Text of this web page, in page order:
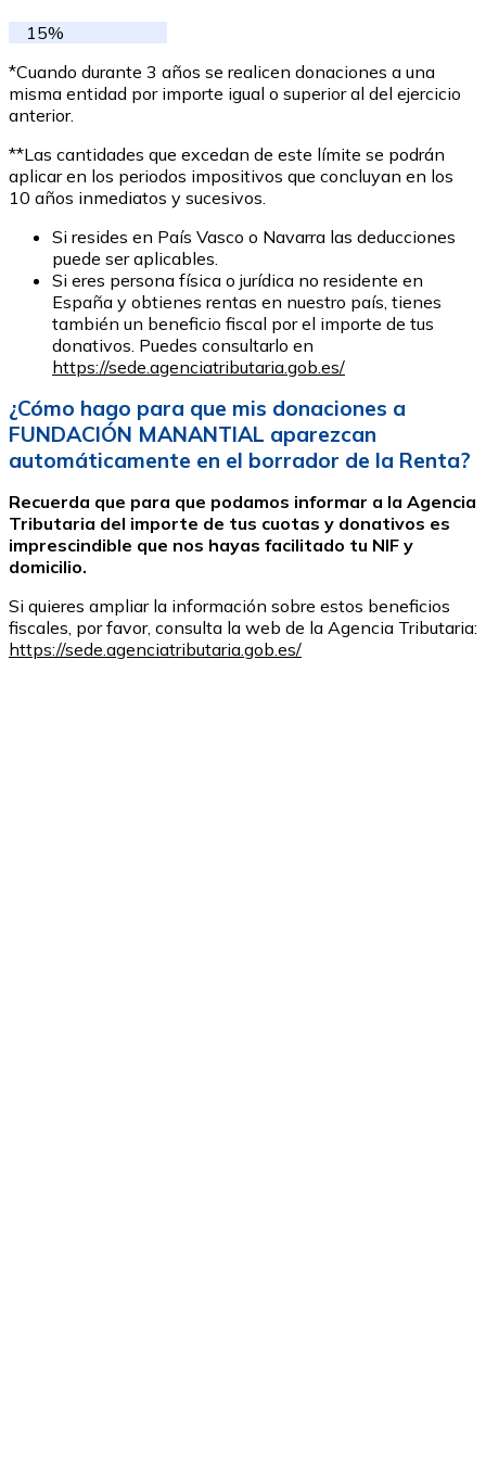
15%
*Cuando durante 3 años se realicen donaciones a una
misma entidad por importe igual o superior al del ejercicio
anterior.
**Las cantidades que excedan de este límite se podrán
aplicar en los periodos impositivos que concluyan en los
10 años inmediatos y sucesivos.
Si resides en País Vasco o Navarra las deducciones
puede ser aplicables.
Si eres persona física o jurídica no residente en
España y obtienes rentas en nuestro país, tienes
también un beneficio fiscal por el importe de tus
donativos. Puedes consultarlo en
https://sede.agenciatributaria.gob.es/
¿Cómo hago para que mis donaciones a
FUNDACIÓN MANANTIAL aparezcan
automáticamente en el borrador de la Renta?
Recuerda que para que podamos informar a la Agencia
Tributaria del importe de tus cuotas y donativos es
imprescindible que nos hayas facilitado tu NIF y
domicilio.
Si quieres ampliar la información sobre estos beneficios
fiscales, por favor, consulta la web de la Agencia Tributaria:
https://sede.agenciatributaria.gob.es/